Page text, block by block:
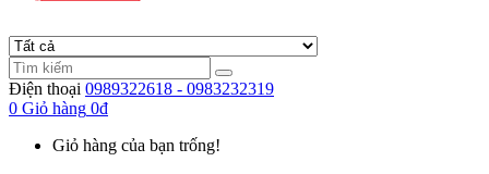
Điện thoại 0989322618 - 0983232319
0 Giỏ hàng 0đ
Giỏ hàng của bạn trống!